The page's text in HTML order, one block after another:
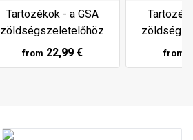
Tartozékok - a GSA
zöldségszeletelőhöz
from 22,99 € from